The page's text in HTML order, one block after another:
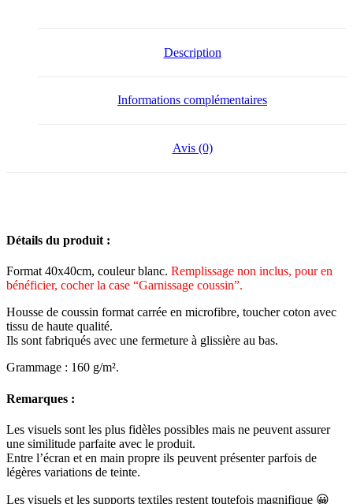
Description
Informations complémentaires
Avis (0)
Détails du produit :
Format 40x40cm, couleur blanc. Remplissage non inclus, pour en
bénéficier, cocher la case “Garnissage coussin”.
Housse de coussin format carrée en microfibre, toucher coton avec
tissu de haute qualité.
Ils sont fabriqués avec une fermeture à glissière au bas.
Grammage : 160 g/m².
Remarques :
Les visuels sont les plus fidèles possibles mais ne peuvent assurer
une similitude parfaite avec le produit.
Entre l’écran et en main propre ils peuvent présenter parfois de
légères variations de teinte.
Les visuels et les supports textiles restent toutefois magnifique 😀